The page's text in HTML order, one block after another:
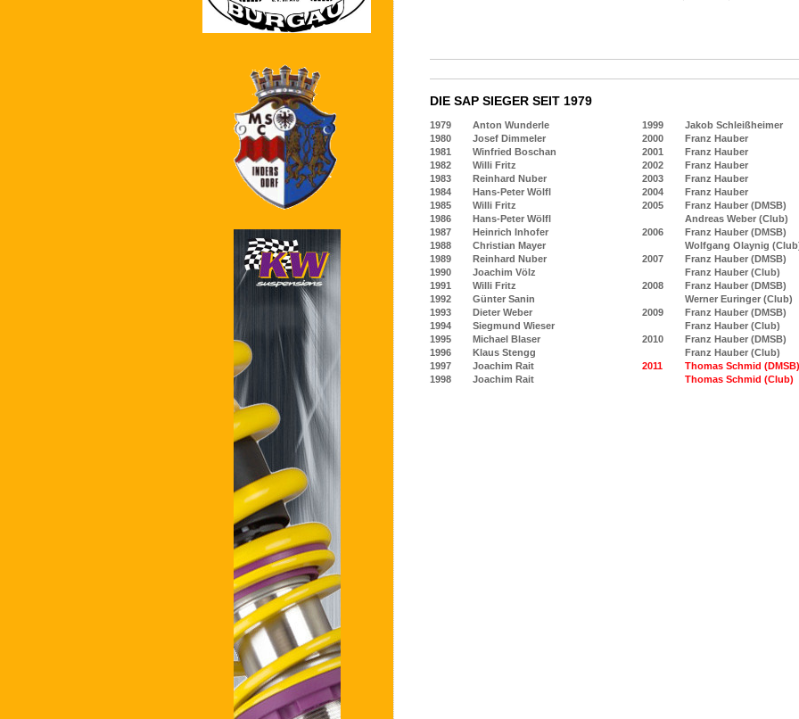
DIE SAP SIEGER SEIT 1979
1979 Anton Wunderle 1999
Jakob Schleißheimer
1980
Josef Dimmeler 2000
Franz Hauber
1981
Winfried Boschan 2001
Franz Hauber
1982
Willi Fritz 2002
Franz Hauber
1983
Reinhard Nuber 2003
Franz Hauber
1984
Hans-Peter Wölfl 2004
Franz Hauber
1985
Willi Fritz 2005
Franz Hauber (DMSB)
1986
Hans-Peter Wölfl
Andreas Weber (Club)
1987
Heinrich Inhofer 2006
Franz Hauber (DMSB)
1988
Christian Mayer
Wolfgang Olaynig
1989
Reinhard Nuber 2007
Franz Hauber (DMSB)
1990
Joachim Völz
Franz Hauber (Club)
1991
Willi Fritz 2008
Franz Hauber (DMSB)
1992
Günter Sanin
Werner Euringer (Club)
1993
Dieter Weber 2009
Franz Hauber (DMSB)
1994
Siegmund Wieser
Franz Hauber (Club)
1995
Michael Blaser 2010
Franz Hauber (DMSB)
1996
Klaus Stengg
Franz Hauber (Club)
1997
Joachim Rait 2011
Thomas Schmid (DMSB)
1998
Joachim Rait Thomas Schmid (Club)